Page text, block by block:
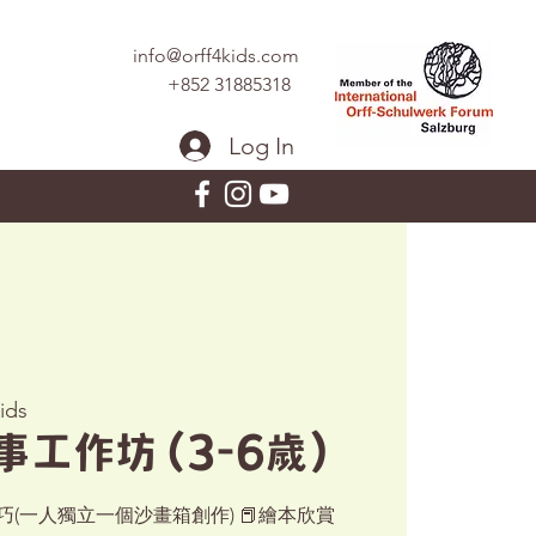
info@orff4kids.com
+852 31885318
Log In
工作坊 (3-6歲)
(一人獨立一個沙畫箱創作) 📕繪本欣賞